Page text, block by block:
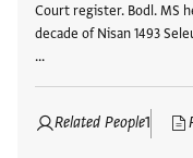
Court register. Bodl. MS
decade of Nisan 1493
…
Related People1